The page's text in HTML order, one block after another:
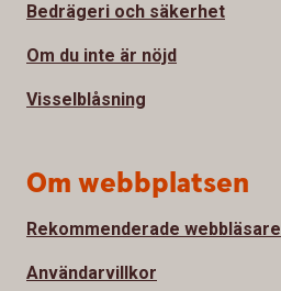
Bedrägeri och säkerhet
Om du inte är nöjd
Visselblåsning
Om webbplatsen
Rekommenderade webbläsare
Användarvillkor